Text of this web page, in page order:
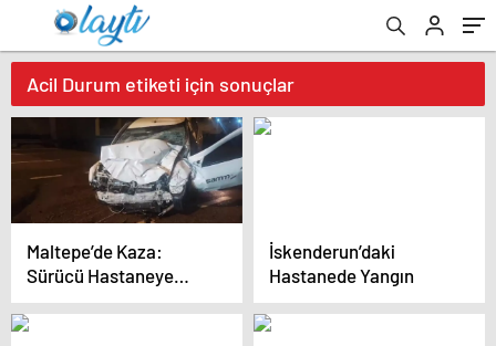
Acil Durum etiketi için sonuçlar
Maltepe’de Kaza:
Sürücü Hastaneye
Kaldırıldı
İskenderun’daki
Hastanede Yangın